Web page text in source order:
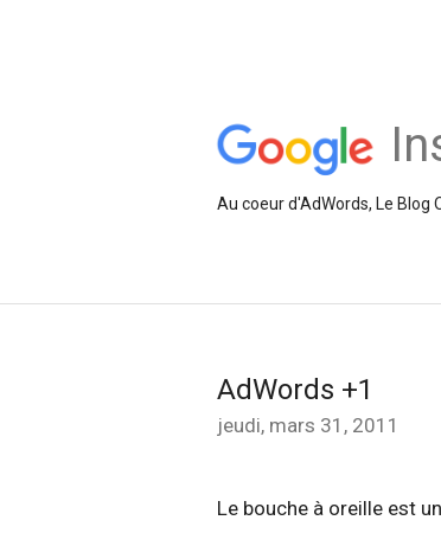
Au coeur d'AdWords, Le Blog
AdWords +1
jeudi, mars 31, 2011
Le bouche à oreille est